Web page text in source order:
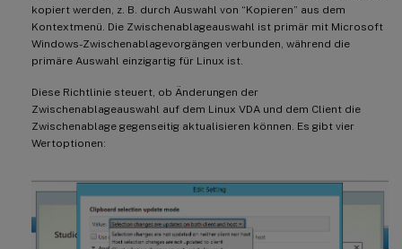
**Details**:
Die primäre Auswahl wird verwendet
Diese Richtlinie steuert, ob Änderungen
Auswahländerungen werden weder
Änderungen der primären Auswahl auf dem
kopiert werden, z. B. durch Auswahl von “Kopieren” aus dem
Kontextmenü. Die Zwischenablageauswahl ist primär mit Microsoft
Windows-Zwischenablagevorgängen verbunden, während die
primäre Auswahl einzigartig für Linux ist.
Diese Richtlinie steuert, ob Änderungen der
Zwischenablageauswahl auf dem Linux VDA und dem Client die
Zwischenablage gegenseitig aktualisieren können. Es gibt vier
Wertoptionen: